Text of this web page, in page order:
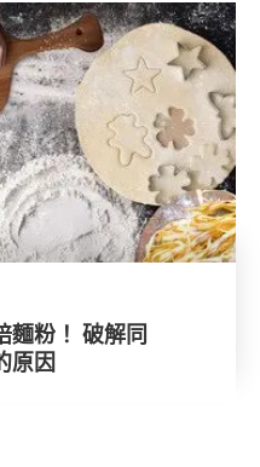
麵粉！ 破解同
原因